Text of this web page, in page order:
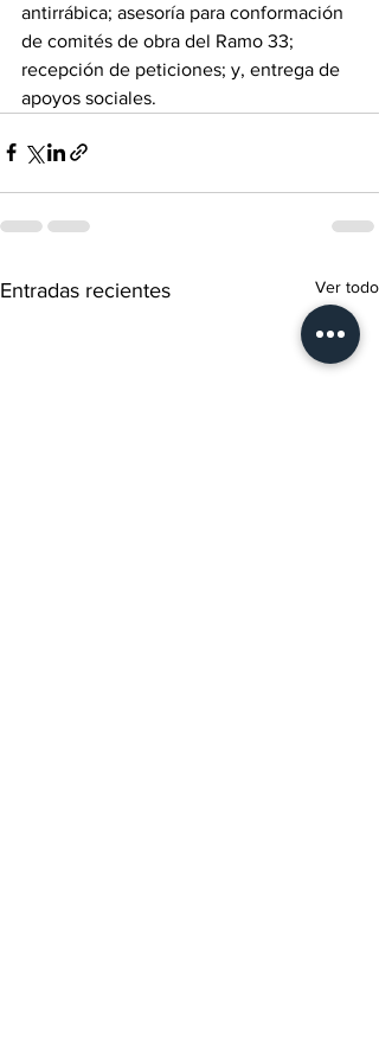
antirrábica; asesoría para conformación
de comités de obra del Ramo 33;
recepción de peticiones; y, entrega de
apoyos sociales.
Entradas recientes Ver todo